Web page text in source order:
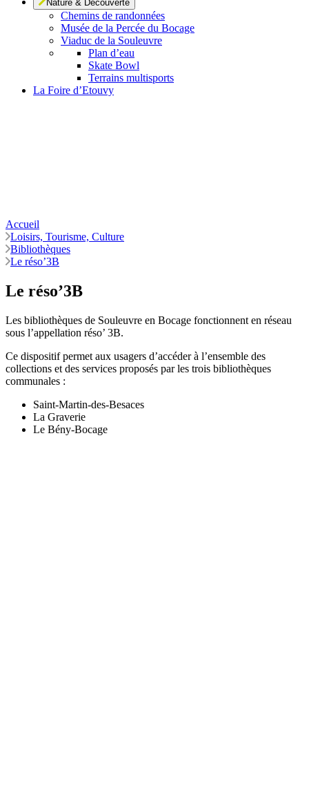
Nature & Découverte
Chemins de randonnées
Musée de la Percée du Bocage
Viaduc de la Souleuvre
Plan d’eau
Skate Bowl
Terrains multisports
La Foire d’Etouvy
Accueil
Loisirs, Tourisme, Culture
Bibliothèques
Le réso’3B
Le réso’3B
Les bibliothèques de Souleuvre en Bocage fonctionnent en réseau
sous l’appellation réso’ 3B.
Ce dispositif permet aux usagers d’accéder à l’ensemble des
collections et des services proposés par les trois bibliothèques
communales :
Saint-Martin-des-Besaces
La Graverie
Le Bény-Bocage